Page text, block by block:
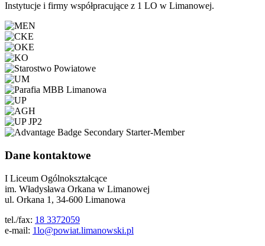
Instytucje i firmy współpracujące z 1 LO w Limanowej.
Dane kontaktowe
I Liceum Ogólnokształcące
im. Władysława Orkana w Limanowej
ul. Orkana 1, 34-600 Limanowa
tel./fax: 18 3372059
e-mail: 1lo@powiat.limanowski.pl